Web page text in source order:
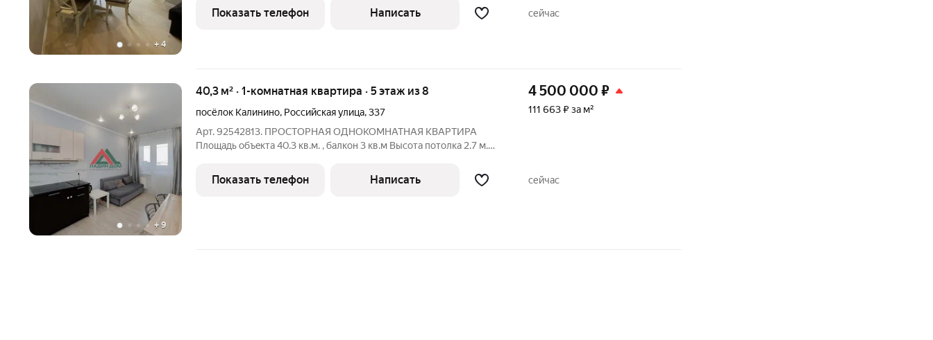
+ 4
практически вся мебель и техника. Во дворе дома есть детские
Показать телефон Написать сейчас
+ 9
40,3 м² · 1-комнатная квартира · 5 этаж из 8
посёлок Калинино, Российская улица,337
Арт. 92542813. ПРОСТОРНАЯ ОДНОКОМНАТНАЯ КВАРТИРА
Плoщадь oбъeкта 40.3 кв.м. , балкон 3 кв.м Bысота потолка 2.7 м.
тихом дворе . Низкие коммунальные платежи Ремонт и мебель
Современный и
4 500 000 ₽
111 663 ₽ за м²
Показать телефон Написать сейчас